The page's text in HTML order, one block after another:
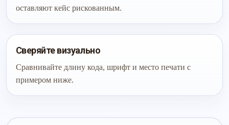
оставляют кейс рискованным.
Сверяйте визуально
Сравнивайте длину кода, шрифт и место печати с
примером ниже.